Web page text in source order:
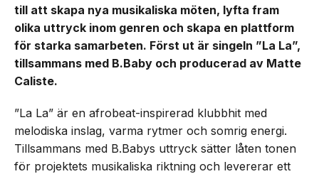
till att skapa nya musikaliska möten, lyfta fram
olika uttryck inom genren och skapa en plattform
för starka samarbeten. Först ut är singeln ”La La”,
tillsammans med B.Baby och producerad av Matte
Caliste.
”La La” är en afrobeat-inspirerad klubbhit med
melodiska inslag, varma rytmer och somrig energi.
Tillsammans med B.Babys uttryck sätter låten tonen
för projektets musikaliska riktning och levererar ett